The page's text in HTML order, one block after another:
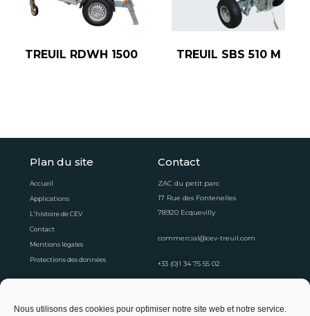
Nous utilisons des cookies pour optimiser notre site web et notre service.
TREUIL RDWH 1500 TREUIL SBS 510 M
Plan du site
Accueil
Applications
L'histoire de CEV
Contact
Mentions légales
Protections des données
Contact
ZAC du petit parc
17 Rue des Fontenelles
78920 Ecquevilly
commercial@cev-treuil.com
+33 (0)1 34 75 55 02
Horaires d'ouvertures